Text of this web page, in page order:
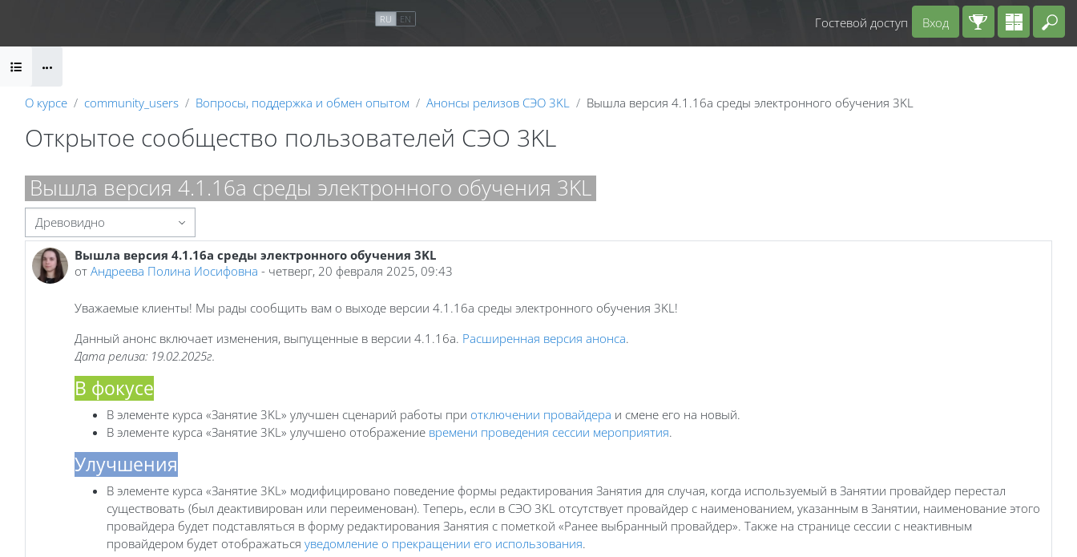
RU EN Гостевой доступ Вход
Блоки
О курсе community_users Вопросы, поддержка и обмен опытом Анонсы релизов СЭО 3KL Вышла версия 4.1.16a среды электронного обучения 3KL
Открытое сообщество пользователей СЭО 3KL
Блоки
Вышла версия 4.1.16a среды электронного обучения 3KL
Режим отображения
Вышла версия 4.1.16a среды электронного обучения 3KL
от Андреева Полина Иосифовна - четверг, 20 февраля 2025, 09:43
Количество ответов: 0
Уважаемые клиенты! Мы рады сообщить вам о выходе версии 4.1.16a среды электронного обучения 3KL!
Данный анонс включает изменения, выпущенные в версии 4.1.16a. Расширенная версия анонса.
Дата релиза: 19.02.2025г.
В фокусе
В элементе курса «‎Занятие 3KL» улучшен сценарий работы при отключении провайдера и смене его на новый.
В элементе курса «Занятие 3KL» улучшено отображение времени проведения сессии мероприятия.
Улучшения
В элементе курса «‎Занятие 3KL» модифицировано поведение формы редактирования Занятия для случая, когда используемый в Занятии провайдер перестал
существовать (был деактивирован или переименован). Теперь, если в СЭО 3KL отсутствует провайдер с наименованием, указанным в Занятии, наименование этого
провайдера будет подставляться в форму редактирования Занятия с пометкой «Ранее выбранный провайдер». Также на странице сессии с неактивным
провайдером будет отображаться уведомление о прекращении его использования.